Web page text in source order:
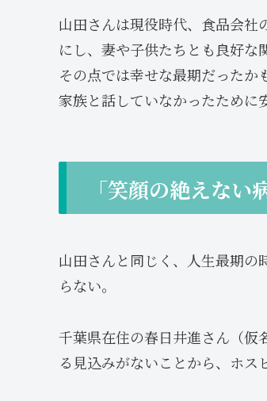
山田さんは現役時代、食品会
にし、妻や子供たちとも良好な
その点では幸せな最期だった
家族と話していなかったために
「笑顔の絶えな
山田さんと同じく、人生最期の
らない。
千葉県在住の春日井進さん（仮
る見込みがないことから、ホ